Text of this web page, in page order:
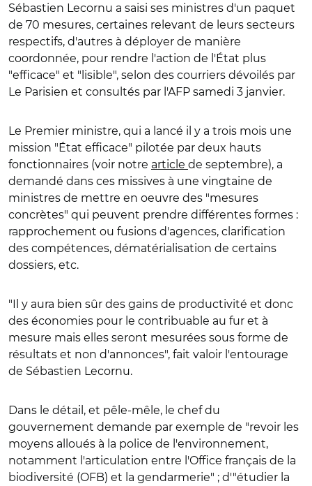
Sébastien Lecornu a saisi ses ministres d'un paquet
de 70 mesures, certaines relevant de leurs secteurs
respectifs, d'autres à déployer de manière
coordonnée, pour rendre l'action de l'État plus
"efficace" et "lisible", selon des courriers dévoilés par
Le Parisien et consultés par l'AFP samedi 3 janvier.
Le Premier ministre, qui a lancé il y a trois mois une
mission "État efficace" pilotée par deux hauts
fonctionnaires (voir notre article de septembre), a
demandé dans ces missives à une vingtaine de
ministres de mettre en oeuvre des "mesures
concrètes" qui peuvent prendre différentes formes :
rapprochement ou fusions d'agences, clarification
des compétences, dématérialisation de certains
dossiers, etc.
"Il y aura bien sûr des gains de productivité et donc
des économies pour le contribuable au fur et à
mesure mais elles seront mesurées sous forme de
résultats et non d'annonces", fait valoir l'entourage
de Sébastien Lecornu.
Dans le détail, et pêle-mêle, le chef du
gouvernement demande par exemple de "revoir les
moyens alloués à la police de l'environnement,
notamment l'articulation entre l'Office français de la
biodiversité (OFB) et la gendarmerie" ; d'"étudier la